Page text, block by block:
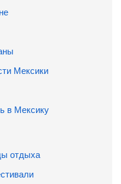
Мексики
в Мексику
отдыха